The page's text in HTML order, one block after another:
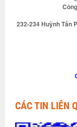
232-234 Huỳnh Tấn
CÁC TIN LIÊN